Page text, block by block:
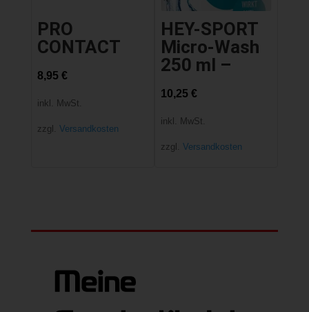
PRO
CONTACT
8,95 €
inkl. MwSt.
zzgl. Versandkosten
HEY-SPORT
Micro-Wash
250 ml –
10,25 €
inkl. MwSt.
zzgl. Versandkosten